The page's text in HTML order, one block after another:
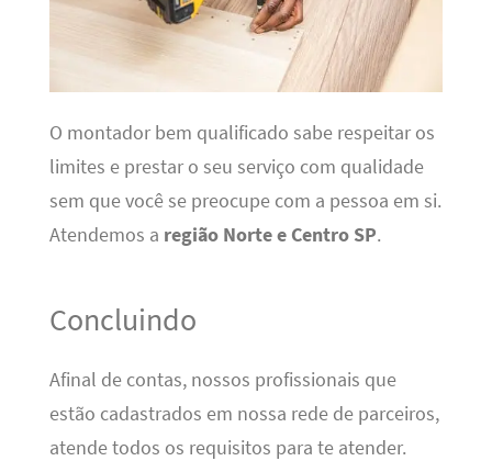
O montador bem qualificado sabe respeitar os
limites e prestar o seu serviço com qualidade
sem que você se preocupe com a pessoa em si.
Atendemos a região Norte e Centro SP.
Concluindo
Afinal de contas, nossos profissionais que
estão cadastrados em nossa rede de parceiros,
atende todos os requisitos para te atender.